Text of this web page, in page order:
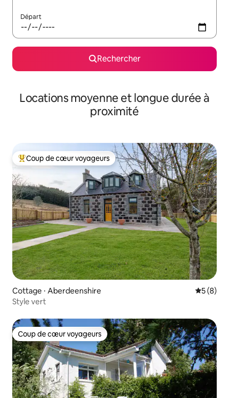
Départ
Rechercher
Locations moyenne et longue durée à
proximité
Coups de cœur voyageurs les plus appréciés
Coup de cœur voyageurs
Cottage ⋅ Aberdeenshire
5 (8)
Style vert
Coup de cœur voyageurs
Coup de cœur voyageurs